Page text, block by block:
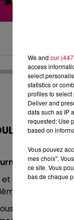
08/06/
et t’as
respirer
une douche
We and our
access
select
statistics or
profiles to
Deliver and
data such as IP
requested; Use
based on
Vous pouvez
mes choix".
ce site. Vous
bas de chaque